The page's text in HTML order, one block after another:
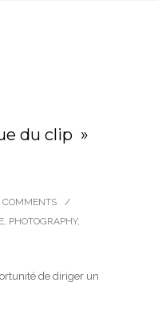
du clip »
COMMENTS
/
, PHOTOGRAPHY,
de diriger un